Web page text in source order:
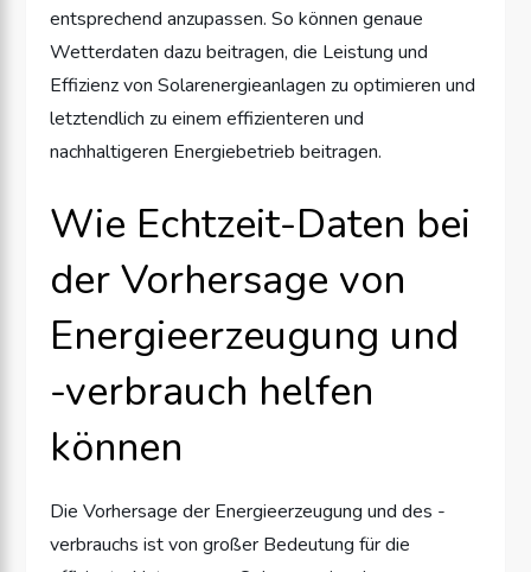
entsprechend anzupassen. So können genaue
Wetterdaten dazu beitragen, die Leistung und
Effizienz von Solarenergieanlagen zu optimieren und
letztendlich zu einem effizienteren und
nachhaltigeren Energiebetrieb beitragen.
Wie Echtzeit-Daten bei
der Vorhersage von
Energieerzeugung und
-verbrauch helfen
können
Die Vorhersage der Energieerzeugung und des -
verbrauchs ist von großer Bedeutung für die